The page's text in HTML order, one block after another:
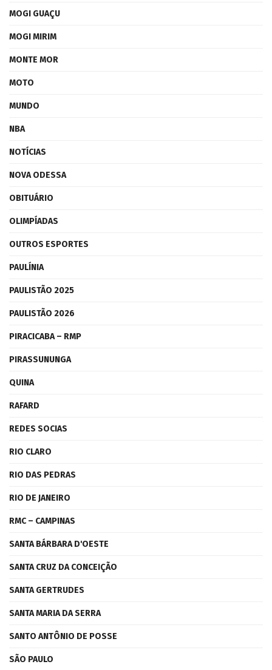
MOGI GUAÇU
MOGI MIRIM
MONTE MOR
MOTO
MUNDO
NBA
NOTÍCIAS
NOVA ODESSA
OBITUÁRIO
OLIMPÍADAS
OUTROS ESPORTES
PAULÍNIA
PAULISTÃO 2025
PAULISTÃO 2026
PIRACICABA – RMP
PIRASSUNUNGA
QUINA
RAFARD
REDES SOCIAS
RIO CLARO
RIO DAS PEDRAS
RIO DE JANEIRO
RMC – CAMPINAS
SANTA BÁRBARA D'OESTE
SANTA CRUZ DA CONCEIÇÃO
SANTA GERTRUDES
SANTA MARIA DA SERRA
SANTO ANTÔNIO DE POSSE
SÃO PAULO